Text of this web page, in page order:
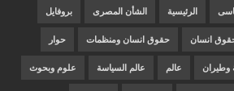
الرئيسية الشأن المصرى بروفايل
انسان حقوق انسان ومنظمات حوار
وطيران عالم عالم السياسة علوم وبحوث